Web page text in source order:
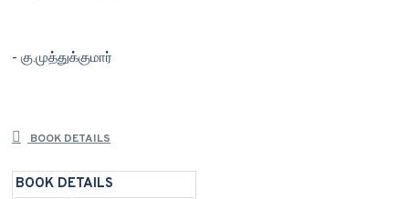
- கு.முத்துக்குமார்
BOOK DETAILS
BOOK DETAILS